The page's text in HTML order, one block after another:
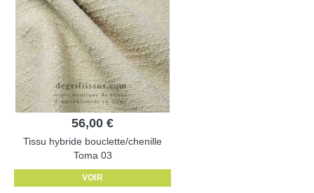
56,00 €
Tissu hybride bouclette/chenille
Toma 03
VOIR